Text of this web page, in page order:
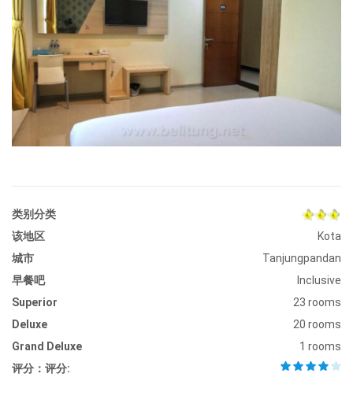
image #1
类别分类
该地区
Kota
城市
Tanjungpandan
早餐吧
Inclusive
Superior
23 rooms
Deluxe
20 rooms
Grand Deluxe
1 rooms
评分：评分: